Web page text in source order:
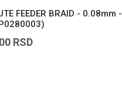
FEEDER BRAID - 0.08mm -
RSD